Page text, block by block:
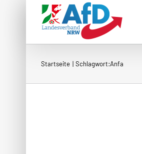
Startseite Schlagwort:Anfa